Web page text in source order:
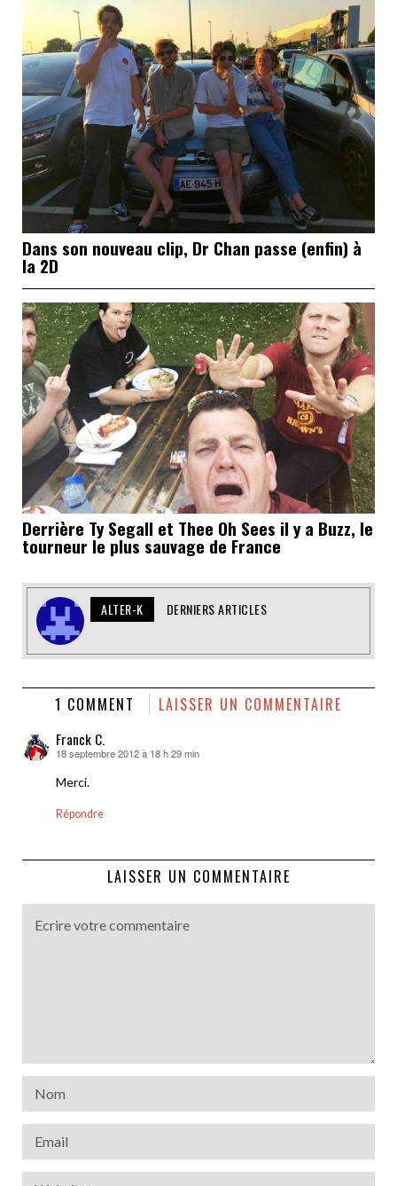
Dans son nouveau clip, Dr Chan passe (enfin) à
la 2D
Derrière Ty Segall et Thee Oh Sees il y a Buzz, le
tourneur le plus sauvage de France
ALTER-K DERNIERS ARTICLES
1 COMMENT LAISSER UN COMMENTAIRE
Franck C.
dit :
18 septembre 2012 à 18 h 29 min
Merci.
Répondre
LAISSER UN COMMENTAIRE